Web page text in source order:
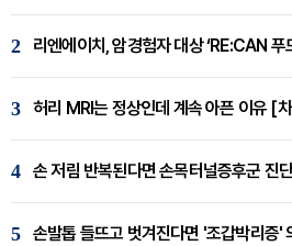
2 리엔에이치, 암경험자 대상 ‘RE:CAN 푸
3 허리 MRI는 정상인데 계속 아픈 이유 [
4
5 손발톱 들뜨고 벗겨진다면 '조갑박리증'